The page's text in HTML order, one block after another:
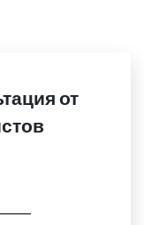
от